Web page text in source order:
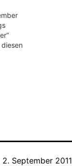
2. September 2011